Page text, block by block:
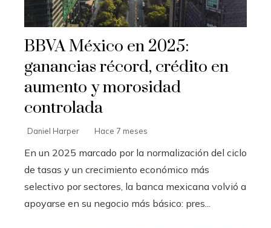
BBVA México en 2025:
ganancias récord, crédito en
aumento y morosidad
controlada
Daniel Harper Hace 7 meses
En un 2025 marcado por la normalización del ciclo
de tasas y un crecimiento económico más
selectivo por sectores, la banca mexicana volvió a
apoyarse en su negocio más básico: pres...